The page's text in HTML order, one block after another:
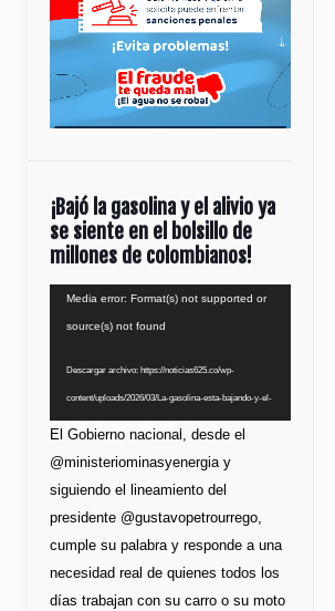
¡Bajó la gasolina y el alivio ya
se siente en el bolsillo de
millones de colombianos!
Reproductor
Media error: Format(s) not supported or
source(s) not found
Descargar archivo: https://noticias625.co/wp-
content/uploads/2026/03/La-gasolina-esta-bajando-y-el-
El Gobierno nacional, desde el
@ministeriominasyenergia y
siguiendo el lineamiento del
presidente @gustavopetrourrego,
cumple su palabra y responde a una
necesidad real de quienes todos los
días trabajan con su carro o su moto